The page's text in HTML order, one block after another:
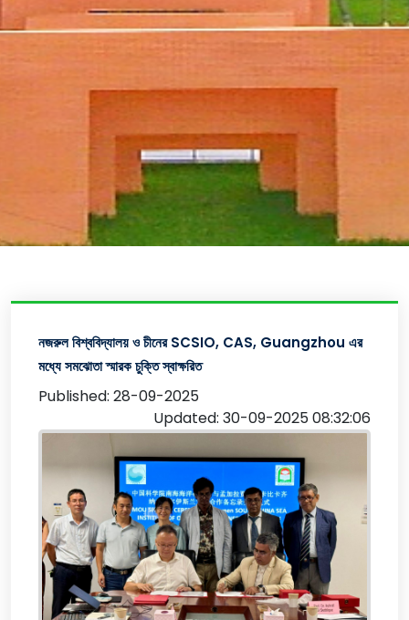
নজরুল বিশ্ববিদ্যালয় ও চীনের SCSIO, CAS, Guangzhou এর
মধ্যে সমঝোতা স্মারক চুক্তি স্বাক্ষরিত
Published: 28-09-2025
Updated: 30-09-2025 08:32:06